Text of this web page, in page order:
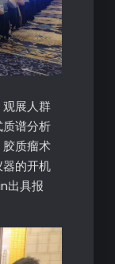
展人群
谱分析
质瘤术
的开机
出具报